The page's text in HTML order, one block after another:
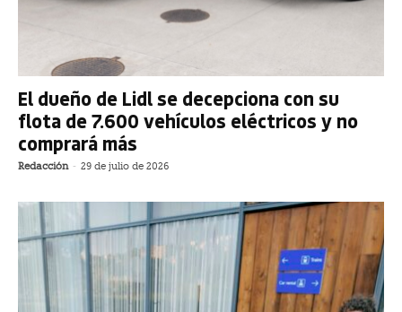
El dueño de Lidl se decepciona con su
flota de 7.600 vehículos eléctricos y no
comprará más
Redacción - 29 de julio de 2026